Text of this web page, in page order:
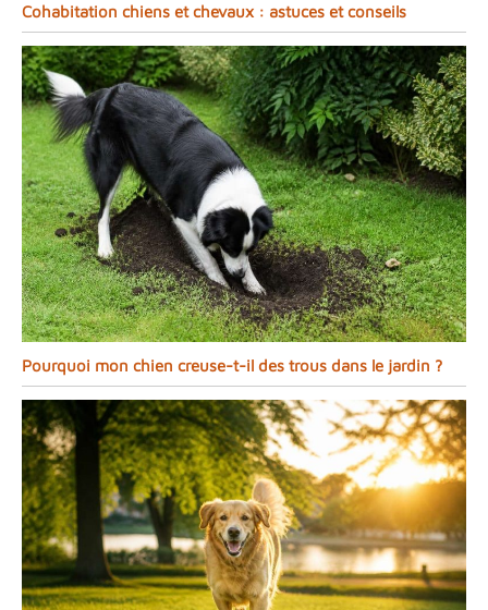
Cohabitation chiens et chevaux : astuces et conseils
Pourquoi mon chien creuse-t-il des trous dans le jardin ?